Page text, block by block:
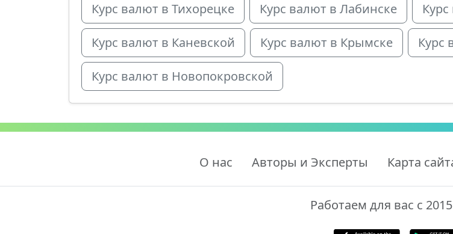
Курс валют в Тихорецке Курс валют в Лабинске
Курс валют в Каневской Курс валют в Крымске Курс
Курс валют в Новопокровской
О нас Авторы и Эксперты Карта
Работаем для вас с